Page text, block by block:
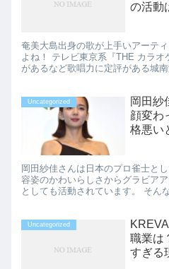
の活動
奄美大島出身の歌が上手いアーテ
よね！ テレビ東京系『THE カラ
があるなど歌唱力に定評がある城
Uncategorized
岡田紗
顔変わ
格悪い
岡田紗佳さんは日本のプロ雀士と
容姿のかわいらしさからグラビア
としても活動されています。 そん
Uncategorized
職業は
すぎる